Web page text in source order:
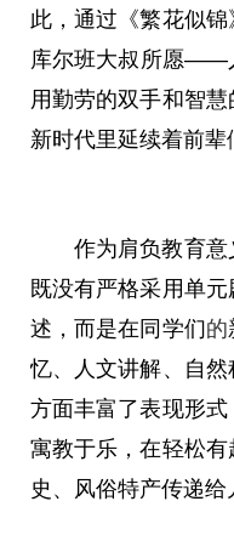
此，通过《繁花似
库尔班大叔所愿——
用勤劳的双手和智
新时代里延续着前辈
作为肩负教育意
既没有严格采用单
述，而是在同学们的
忆、人文讲解、自
方面丰富了表现形
寓教于乐，在轻松
史、风俗特产传递给